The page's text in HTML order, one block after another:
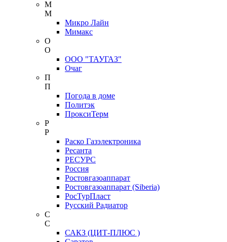
М
М
Микро Лайн
Мимакс
О
О
ООО "ТАУГАЗ"
Очаг
П
П
Погода в доме
Политэк
ПроксиТерм
Р
Р
Раско Газэлектроника
Ресанта
РЕСУРС
Россия
Ростовгазоаппарат
Ростовгазоаппарат (Siberia)
РосТурПласт
Русский Радиатор
С
С
САКЗ (ЦИТ-ПЛЮС )